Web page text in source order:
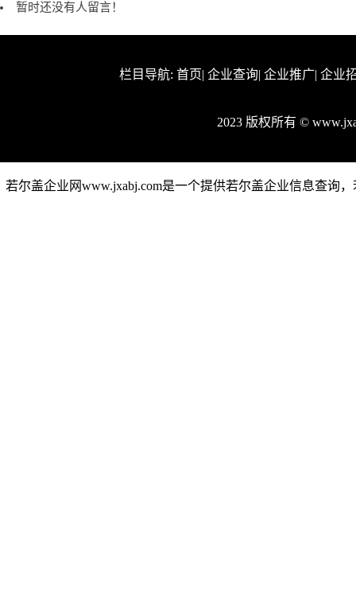
暂时还没有人留言！
栏目导航: 首页| 企业查询| 企业推广| 企业
2023 版权所有 ©
若尔盖企业网www.jxabj.com是一个提供若尔盖企业信息查询